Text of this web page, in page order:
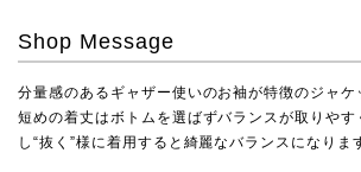
Shop Message
分量感のあるギャザー使いのお袖が特徴のジャケ
短めの着丈はボトムを選ばずバランスが取りやす
し“抜く”様に着用すると綺麗なバランスになりま